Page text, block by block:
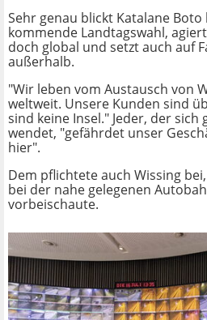
Sehr genau blickt Katalane
kommende Landtagswahl,
doch global und setzt auch auf
außerhalb.
"Wir leben vom Austausch von
weltweit. Unsere Kunden sind
sind keine Insel." Jeder, der
wendet, "gefährdet unser
hier".
Dem pflichtete auch Wissing
bei der nahe gelegenen
vorbeischaute.